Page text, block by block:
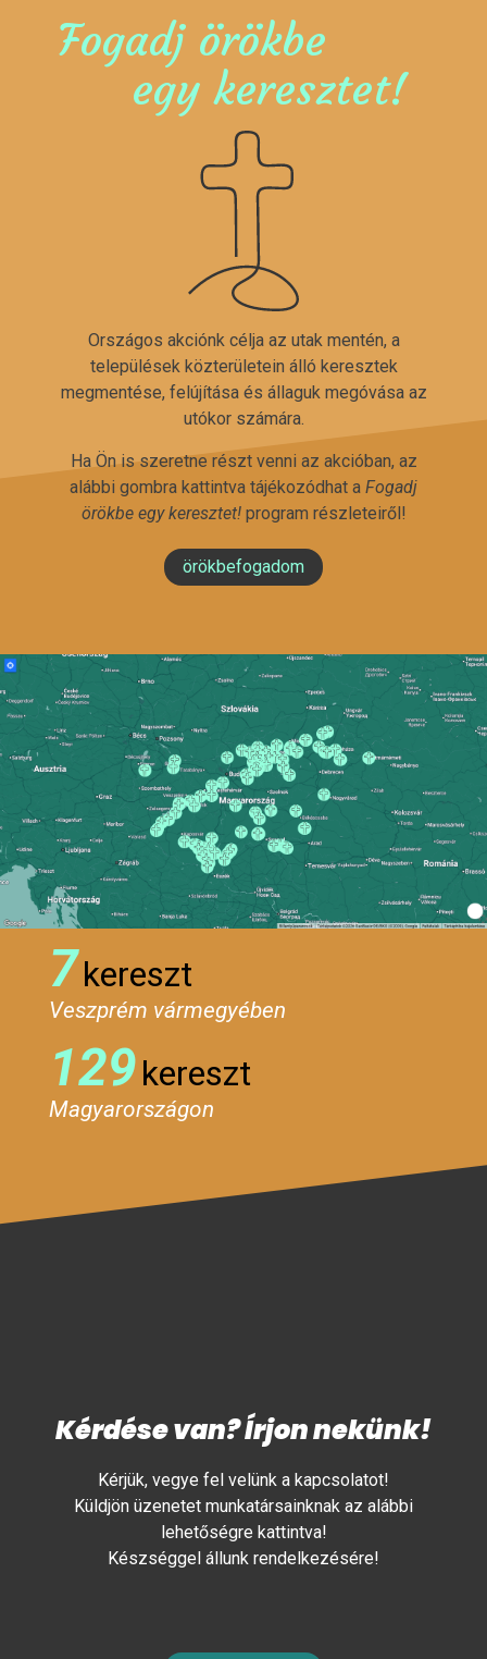
Fogadj örökbe
egy keresztet!
Országos akciónk célja az utak mentén, a
települések közterületein álló keresztek
megmentése, felújítása és állaguk megóvása az
utókor számára.
Ha Ön is szeretne részt venni az akcióban, az
alábbi gombra kattintva tájékozódhat a Fogadj
örökbe egy keresztet!program részleteiről!
örökbefogadom
7kereszt
Veszprém vármegyében
129kereszt
Magyarországon
Kérdése van? Írjon nekünk!
Kérjük, vegye fel velünk a kapcsolatot!
Küldjön üzenetet munkatársainknak az alábbi
lehetőségre kattintva!
Készséggel állunk rendelkezésére!